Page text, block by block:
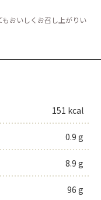
おいしくお召し上がりい
151 kcal
0.9 g
8.9 g
96 g